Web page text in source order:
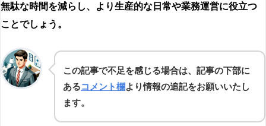
無駄な時間を減らし、より生産的な日常や業務運営に役立つ
ことでしょう。
この記事で不足を感じる場合は、記事の下部に
あるコメント欄より情報の追記をお願いいたし
ます。